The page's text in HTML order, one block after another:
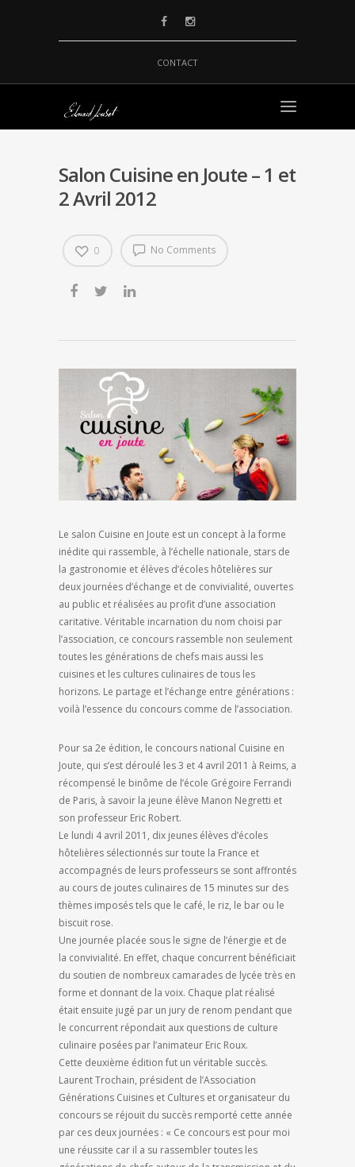
CONTACT
Salon Cuisine en Joute – 1 et
2 Avril 2012
No Comments
0
Le salon Cuisine en Joute est un concept à la forme
inédite qui rassemble, à l’échelle nationale, stars de
la gastronomie et élèves d’écoles hôtelières sur
deux journées d’échange et de convivialité, ouvertes
au public et réalisées au profit d’une association
caritative. Véritable incarnation du nom choisi par
l’association, ce concours rassemble non seulement
toutes les générations de chefs mais aussi les
cuisines et les cultures culinaires de tous les
horizons. Le partage et l’échange entre générations :
voilà l’essence du concours comme de l’association.
Pour sa 2e édition, le concours national Cuisine en
Joute, qui s’est déroulé les 3 et 4 avril 2011 à Reims, a
récompensé le binôme de l’école Grégoire Ferrandi
de Paris, à savoir la jeune élève Manon Negretti et
son professeur Eric Robert.
Le lundi 4 avril 2011, dix jeunes élèves d’écoles
hôtelières sélectionnés sur toute la France et
accompagnés de leurs professeurs se sont affrontés
au cours de joutes culinaires de 15 minutes sur des
thèmes imposés tels que le café, le riz, le bar ou le
biscuit rose.
Une journée placée sous le signe de l’énergie et de
la convivialité. En effet, chaque concurrent bénéficiait
du soutien de nombreux camarades de lycée très en
forme et donnant de la voix. Chaque plat réalisé
était ensuite jugé par un jury de renom pendant que
le concurrent répondait aux questions de culture
culinaire posées par l’animateur Eric Roux.
Cette deuxième édition fut un véritable succès.
Laurent Trochain, président de l’Association
Générations Cuisines et Cultures et organisateur du
concours se réjouit du succès remporté cette année
par ces deux journées : « Ce concours est pour moi
une réussite car il a su rassembler toutes les